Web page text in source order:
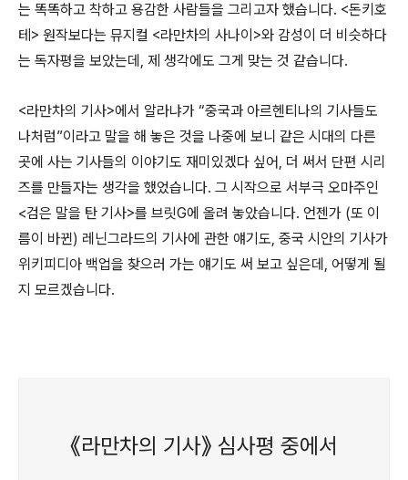
는 똑똑하고 착하고 용감한 사람들을 그리고자 했습니다. <돈키호
테> 원작보다는 뮤지컬 <라만차의 사나이>와 감성이 더 비슷하다
는 독자평을 보았는데, 제 생각에도 그게 맞는 것 같습니다.
<라만차의 기사>에서 알라냐가 “중국과 아르헨티나의 기사들도
나처럼”이라고 말을 해 놓은 것을 나중에 보니 같은 시대의 다른
곳에 사는 기사들의 이야기도 재미있겠다 싶어, 더 써서 단편 시리
즈를 만들자는 생각을 했었습니다. 그 시작으로 서부극 오마주인
<검은 말을 탄 기사>를 브릿G에 올려 놓았습니다. 언젠가 (또 이
름이 바뀐) 레닌그라드의 기사에 관한 얘기도, 중국 시안의 기사가
위키피디아 백업을 찾으러 가는 얘기도 써 보고 싶은데, 어떻게 될
지 모르겠습니다.
《라만차의 기사》 심사평 중에서